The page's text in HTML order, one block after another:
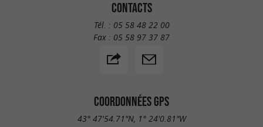
CONTACTS
Tél. : 05 58 48 22 00
Fax : 05 58 97 37 87
COORDONNÉES GPS
43° 47'54.71"N, 1° 24'0.81"W